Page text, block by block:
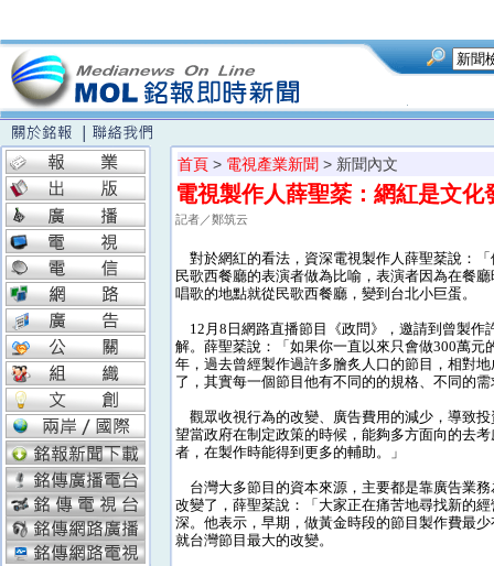
首頁 > 電視產業新聞 > 新聞內文
電視製作人薛聖棻：網紅是文
記者／鄭筑云
對於網紅的看法，資深電視製作人薛聖棻說：
民歌西餐廳的表演者做為比喻，表演者因為在餐
唱歌的地點就從民歌西餐廳，變到台北小巨蛋。
12月8日網路直播節目《政問》，邀請到曾製作
解。薛聖棻說：「如果你一直以來只會做300萬
年，過去曾經製作過許多膾炙人口的節目，相對
了，其實每一個節目他有不同的的規格、不同的
觀眾收視行為的改變、廣告費用的減少，導致
望當政府在制定政策的時候，能夠多方面向的去
者，在製作時能得到更多的輔助。」
台灣大多節目的資本來源，主要都是靠廣告業
改變了，薛聖棻說：「大家正在痛苦地尋找新的
深。他表示，早期，做黃金時段的節目製作費最
就台灣節目最大的改變。